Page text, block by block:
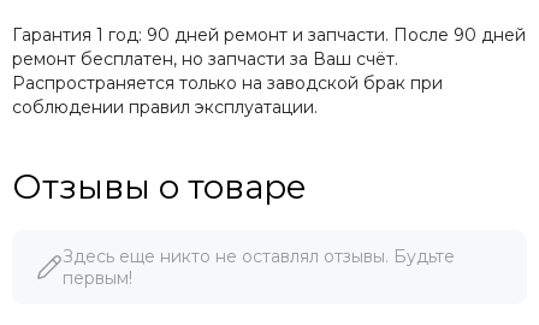
Гарантия 1 год: 90 дней ремонт и запчасти. После 90 дней
ремонт бесплатен, но запчасти за Ваш счёт.
Распространяется только на заводской брак при
соблюдении правил эксплуатации.
Отзывы о товаре
Здесь еще никто не оставлял отзывы. Будьте
первым!